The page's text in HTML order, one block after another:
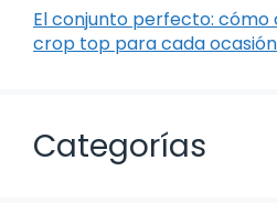
El conjunto perfecto:
crop top para cada ocasión
Categorías